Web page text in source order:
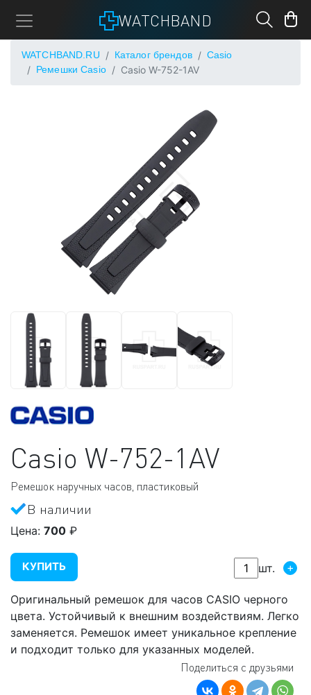
WATCHBAND
WATCHBAND.RU Каталог брендов
Casio
Ремешки Casio
Casio W-752-1AV
Casio W-752-1AV
Ремешок наручных часов, пластиковый
В наличии
Цена: 700 ₽
КУПИТЬ шт. +
Оригинальный ремешок для часов CASIO черного
цвета. Устойчивый к внешним воздействиям. Легко
заменяется. Ремешок имеет уникальное крепление
и подходит только для указанных моделей.
Поделиться с друзьями